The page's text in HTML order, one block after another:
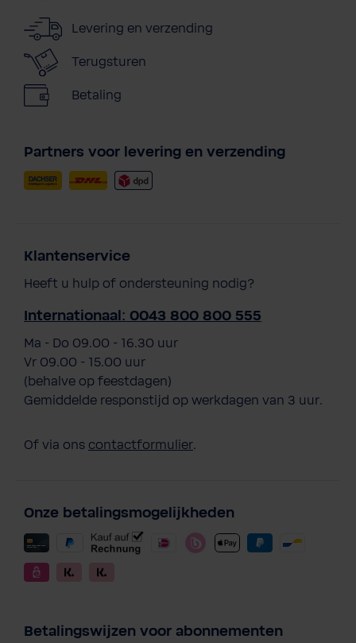
Levering en verzending
Terugsturen
Betaling
Partners voor levering en verzending
Klantenservice
Heeft u hulp of ondersteuning nodig?
Internationaal: 0043 800 800 555
Ma - Do 09.00 - 16.30 uur
Vr 09.00 - 15.00 uur
(behalve op feestdagen)
Gemiddelde responstijd op werkdagen van 3 uur.
Of via ons contactformulier.
Onze betalingsmogelijkheden
Betalingswijzen voor abonnementen